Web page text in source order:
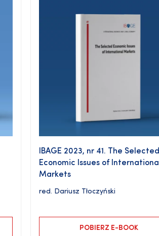
IBAGE 2023, nr 41. The Selected
Economic Issues of International
Markets
red. Dariusz Tłoczyński
POBIERZ E-BOOK